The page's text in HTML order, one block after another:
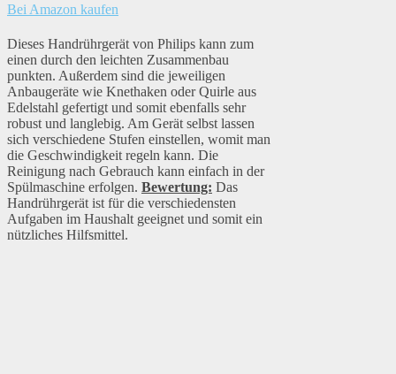
Bei Amazon kaufen
Dieses Handrührgerät von Philips kann zum
einen durch den leichten Zusammenbau
punkten. Außerdem sind die jeweiligen
Anbaugeräte wie Knethaken oder Quirle aus
Edelstahl gefertigt und somit ebenfalls sehr
robust und langlebig. Am Gerät selbst lassen
sich verschiedene Stufen einstellen, womit man
die Geschwindigkeit regeln kann. Die
Reinigung nach Gebrauch kann einfach in der
Spülmaschine erfolgen. Bewertung: Das
Handrührgerät ist für die verschiedensten
Aufgaben im Haushalt geeignet und somit ein
nützliches Hilfsmittel.